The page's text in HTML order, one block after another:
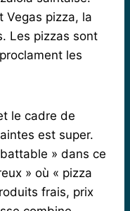
Vegas pizza, la
Les pizzas sont
les
le cadre de
est super.
» dans ce
» où « pizza
frais, prix